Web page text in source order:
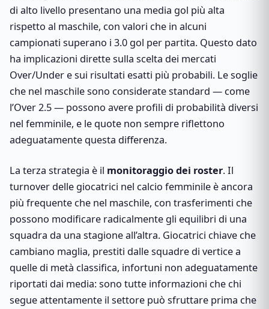
di alto livello presentano una media gol più alta
rispetto al maschile, con valori che in alcuni
campionati superano i 3.0 gol per partita. Questo dato
ha implicazioni dirette sulla scelta dei mercati
Over/Under e sui risultati esatti più probabili. Le soglie
che nel maschile sono considerate standard — come
l’Over 2.5 — possono avere profili di probabilità diversi
nel femminile, e le quote non sempre riflettono
adeguatamente questa differenza.
La terza strategia è il monitoraggio dei roster. Il
turnover delle giocatrici nel calcio femminile è ancora
più frequente che nel maschile, con trasferimenti che
possono modificare radicalmente gli equilibri di una
squadra da una stagione all’altra. Giocatrici chiave che
cambiano maglia, prestiti dalle squadre di vertice a
quelle di metà classifica, infortuni non adeguatamente
riportati dai media: sono tutte informazioni che chi
segue attentamente il settore può sfruttare prima che